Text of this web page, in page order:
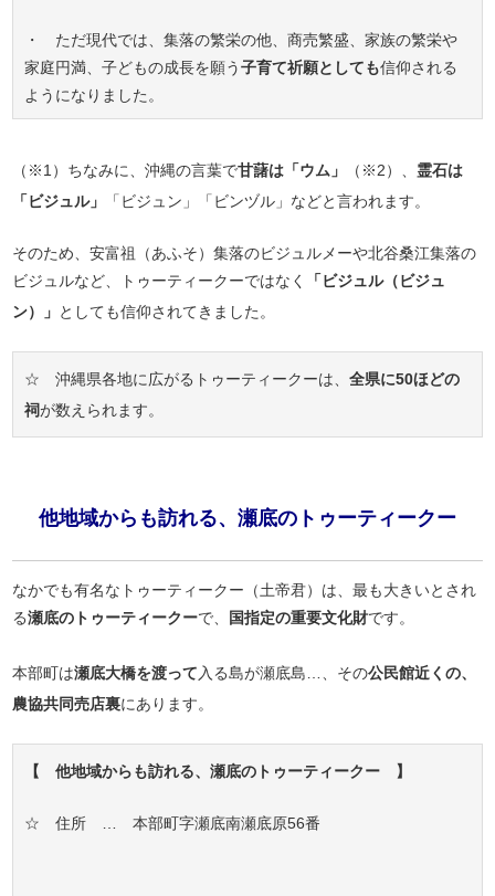
・ ただ現代では、集落の繁栄の他、商売繁盛、家族の繁栄や
家庭円満、子どもの成長を願う子育て祈願としても信仰される
ようになりました。
（※1）ちなみに、沖縄の言葉で甘藷は「ウム」 （※2）、 霊石は
「ビジュル」
「ビジュン」「ビンヅル」などと言われます。
そのため、安富祖（あふそ）集落のビジュルメーや北谷桑江集落の
ビジュルなど、トゥーティークーではなく
「ビジュル（ビジュ
ン）」 としても信仰されてきました。
☆ 沖縄県各地に広がるトゥーティークーは、全県に50ほどの
祠が数えられます。
他地域からも訪れる、瀬底のトゥーティークー
なかでも有名なトゥーティークー（土帝君）は、最も大きいとされ
る瀬底のトゥーティークーで、 国指定の重要文化財です。
本部町は瀬底大橋を渡って入る島が瀬底島…、その公民館近くの、
農協共同売店裏にあります。
【 他地域からも訪れる、瀬底のトゥーティークー 】
☆ 住所 … 本部町字瀬底南瀬底原56番